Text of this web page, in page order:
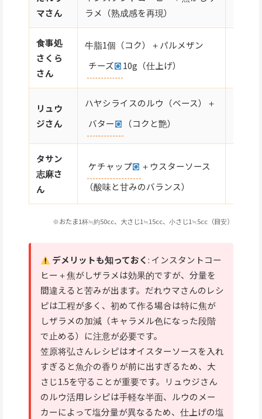
マさん
ラメ（熟成感を再現）
食事処
さくら
さん
牛脂1個（コク）＋パルメザン
チーズ
10g（仕上げ）
リュウ
ジさん
ハヤシライスのルウ（ベース）＋
バター
（コクと艶）
タサン
志麻さ
ん
ケチャップ
＋ウスターソース
（酸味と甘みのバランス）
※おたま1杯≒約50cc、大さじ1≒15cc、小さじ1≒5cc（目安）
デメリットも知っておく: インスタントコー
ヒー＋焦がしザラメは効果的ですが、分量を
間違えると苦みが出ます。だれウマさんのレシ
ピは工程が多く、初めて作る場合は特に焦が
しザラメの加減（キャラメル色になった段階
で止める）に注意が必要です。
笠原将弘さんレシピはオイスターソースを入れ
すぎると魚介の香りが前に出すぎるため、大
さじ1.5を守ることが重要です。リュウジさん
のルウ活用レシピは手軽な半面、ルウのメー
カーによって塩分量が異なるため、仕上げの塩